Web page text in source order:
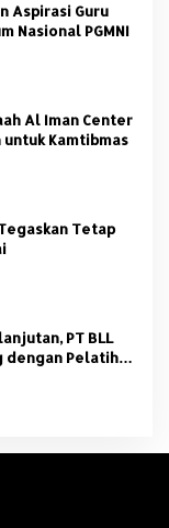
Aspirasi Guru
Nasional PGMNI
Al Iman Center
untuk Kamtibmas
Tetap
PT BLL
dengan Pelatihan